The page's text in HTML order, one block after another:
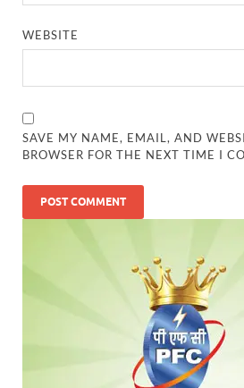
WEBSITE
SAVE MY NAME, EMAIL, AND
BROWSER FOR THE NEXT TIME I